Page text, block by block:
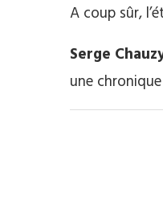
A coup sûr,
Serge
une